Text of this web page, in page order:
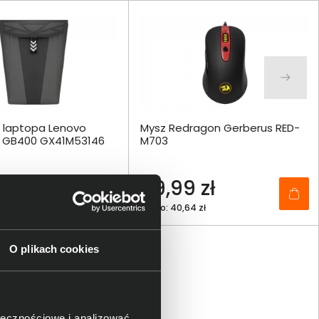
O plikach cookies
laptopa Lenovo
GX41M53146
Mysz Redragon Gerberus RED-
M703
49,99 zł
netto: 40,64 zł